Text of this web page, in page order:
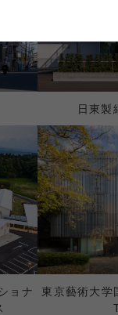
日東製
ョナ
東京藝術大